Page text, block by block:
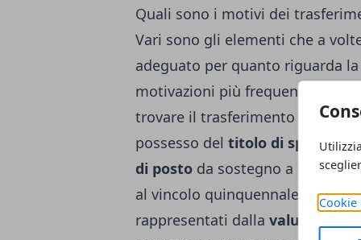
Cookie
Quali sono i motivi dei
Vari sono gli elementi che a
adeguato per quanto riguarda la
motivazioni più frequenti e tra
trovare il trasferimento su posti
possesso del titolo di
di posto da sostegno a posto
al vincolo quinquennale su
rappresentati dalla valutazione